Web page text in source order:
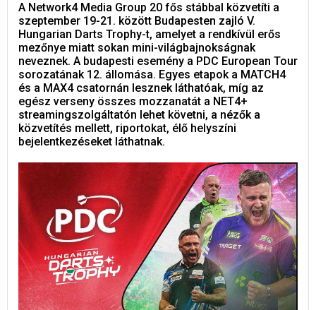
A Network4 Media Group 20 fős stábbal közvetíti a
szeptember 19-21. között Budapesten zajló V.
Hungarian Darts Trophy-t, amelyet a rendkívül erős
mezőnye miatt sokan mini-világbajnokságnak
neveznek. A budapesti esemény a PDC European Tour
sorozatának 12. állomása. Egyes etapok a MATCH4
és a MAX4 csatornán lesznek láthatóak, míg az
egész verseny összes mozzanatát a NET4+
streamingszolgáltatón lehet követni, a nézők a
közvetítés mellett, riportokat, élő helyszíni
bejelentkezéseket láthatnak.